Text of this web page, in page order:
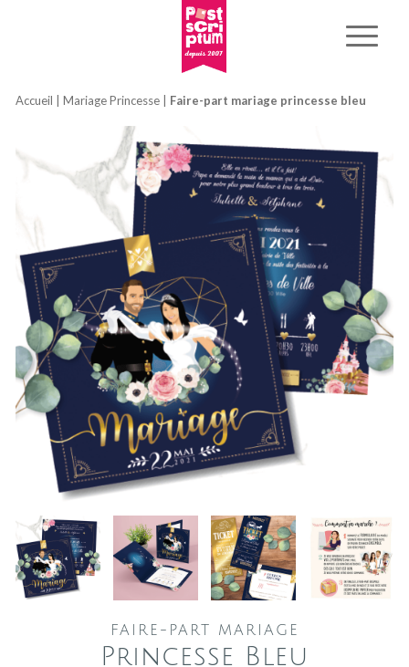
Accueil Mariage Princesse Faire-part mariage princesse bleu
FAIRE-PART MARIAGE
Princesse Bleu